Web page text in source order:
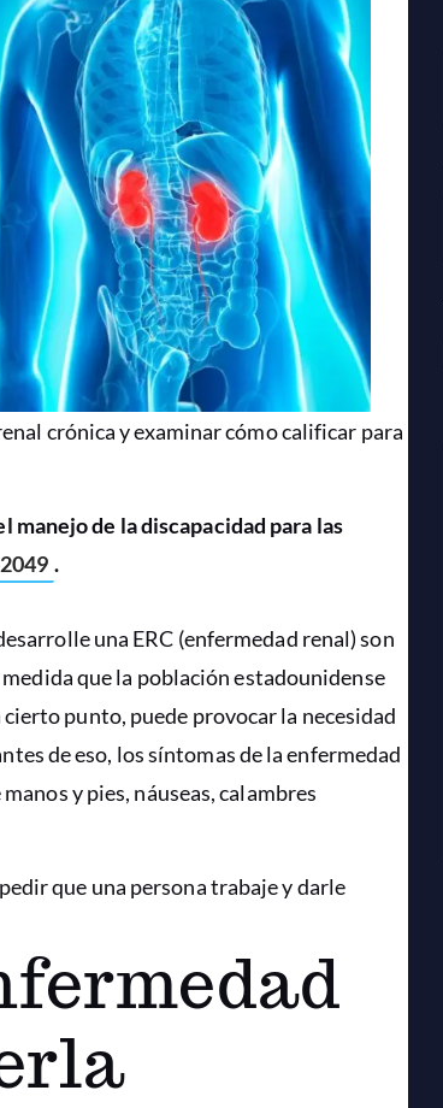
crónica y examinar cómo calificar para
manejo de la discapacidad para las
.
una ERC (enfermedad renal) son
que la población estadounidense
punto, puede provocar la necesidad
de eso, los síntomas de la enfermedad
y pies, náuseas, calambres
que una persona trabaje y darle